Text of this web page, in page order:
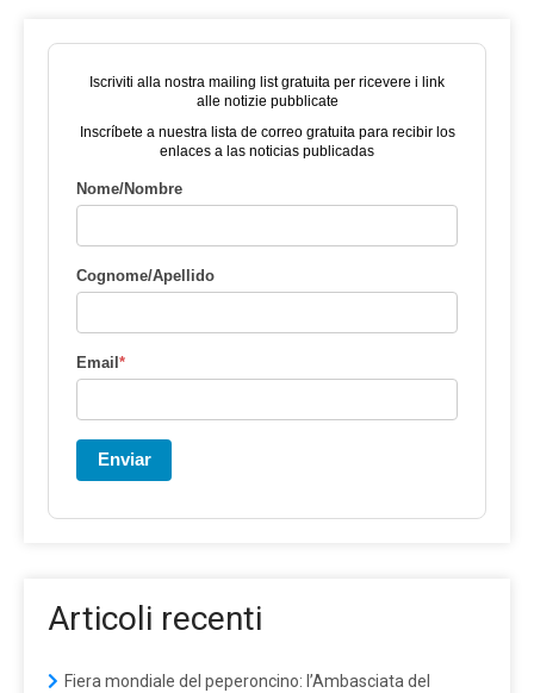
Iscriviti alla nostra mailing list gratuita per ricevere i link
alle notizie pubblicate
Inscríbete a nuestra lista de correo gratuita para recibir los
enlaces a las noticias publicadas
Nome/Nombre
Cognome/Apellido
Email*
Enviar
Articoli recenti
Fiera mondiale del peperoncino: l’Ambasciata del